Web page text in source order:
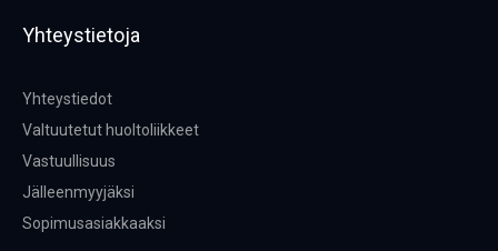
Yhteystietoja
Yhteystiedot
Valtuutetut huoltoliikkeet
Vastuullisuus
Jälleenmyyjäksi
Sopimusasiakkaaksi